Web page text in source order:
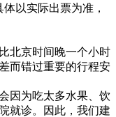
以实际出票为准，
北京时间晚一个小时
而错过重要的行程安
因为吃太多水果、饮
就诊。因此，我们建